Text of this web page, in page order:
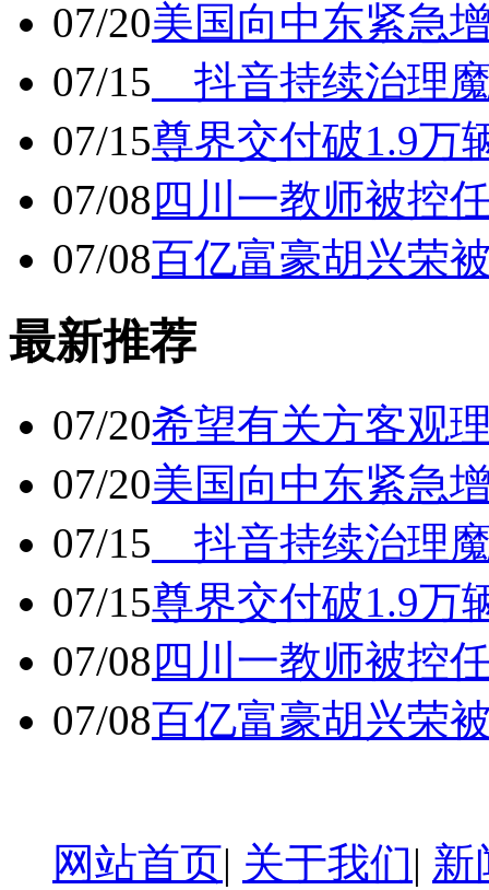
07/20美国向中东紧急
07/15 抖音持续治理
07/15尊界交付破1.9万
07/08 四川一教师被控
07/08百亿富豪胡兴荣
最新推荐
07/20希望有关方客观
07/20美国向中东紧急
07/15 抖音持续治理
07/15尊界交付破1.9万
07/08 四川一教师被控
07/08百亿富豪胡兴荣
网站首页| 关于我们| 新